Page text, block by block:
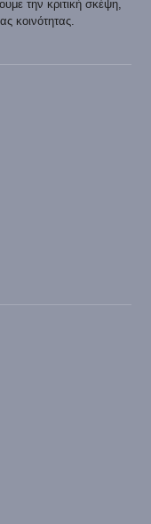
την κριτική σκέψη,
κοινότητας.